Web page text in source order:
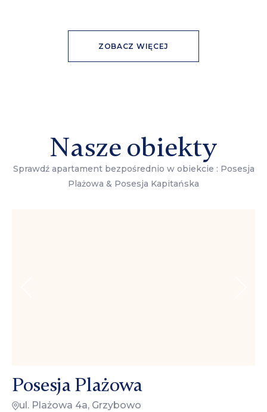
ZOBACZ WIĘCEJ
Nasze obiekty
Sprawdź apartament bezpośrednio w obiekcie : Posesja
Plażowa & Posesja Kapitańska
Posesja Plażowa
ul. Plażowa 4a, Grzybowo